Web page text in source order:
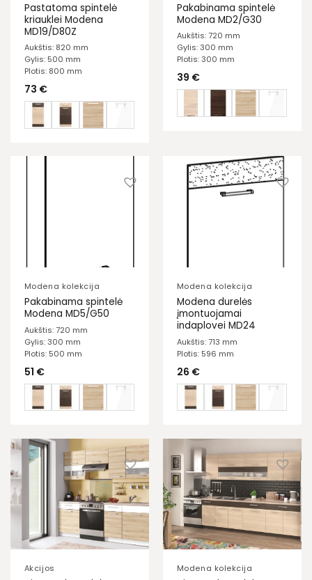
Pastatoma spintelė
kriauklei Modena
MD19/D80Z
Aukštis: 820 mm
Gylis: 500 mm
Plotis: 800 mm
73 €
Pakabinama spintelė
Modena MD2/G30
Aukštis: 720 mm
Gylis: 300 mm
Plotis: 300 mm
39 €
Modena kolekcija
Pakabinama spintelė
Modena MD5/G50
Aukštis: 720 mm
Gylis: 300 mm
Plotis: 500 mm
51 €
Modena kolekcija
Modena durelės
įmontuojamai
indaplovei MD24
Aukštis: 713 mm
Plotis: 596 mm
26 €
Akcijos Modena kolekcija